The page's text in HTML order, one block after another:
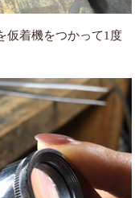
仮着機をつかって1度